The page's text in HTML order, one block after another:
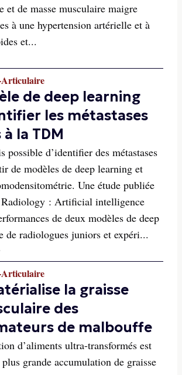
et de masse musculaire maigre
à une hypertension artérielle et à
et...
Articulaire
de deep learning
les métastases
la TDM
possible d’identifier des métastases
de modèles de deep learning et
Une étude publiée
Radiology : Artificial intelligence
de deux modèles de deep
de radiologues juniors et expéri...
Articulaire
la graisse
des
de malbouffe
d’aliments ultra-transformés est
plus grande accumulation de graisse